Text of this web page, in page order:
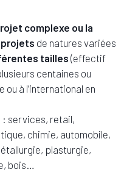
complexe ou la
de natures variées
tailles (effectif
centaines ou
ou à l’international en
: services, retail,
chimie, automobile,
plasturgie,
bois…